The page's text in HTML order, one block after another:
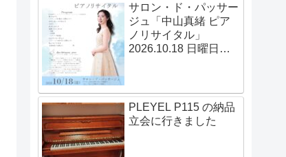
サロン・ド・パッサー
ジュ「中山真緒 ピア
ノリサイタル」
2026.10.18 日曜日
PLEYEL P115 の納品
立会に行きました